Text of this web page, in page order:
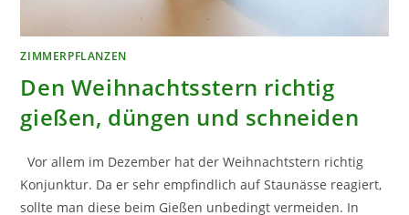
ZIMMERPFLANZEN
Den Weihnachtsstern richtig
gießen, düngen und schneiden
Vor allem im Dezember hat der Weihnachtstern richtig
Konjunktur. Da er sehr empfindlich auf Staunässe reagiert,
sollte man diese beim Gießen unbedingt vermeiden. In